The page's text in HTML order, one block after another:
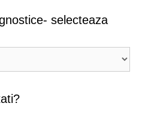
selecteaza